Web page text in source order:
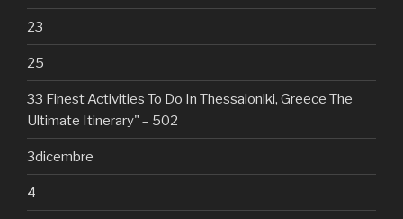
23
25
33 Finest Activities To Do In Thessaloniki, Greece The
Ultimate Itinerary" – 502
3dicembre
4